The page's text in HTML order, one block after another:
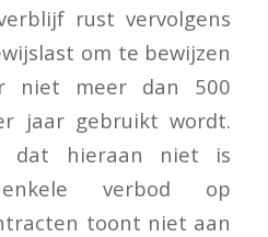
rust vervolgens
om te bewijzen
niet meer dan 500
jaar gebruikt wordt.
dat hieraan niet is
verbod op
toont niet aan